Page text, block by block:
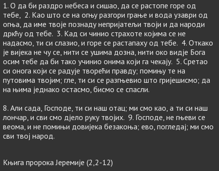
1. О да би раздро небеса и сишао, да се растопе горе од
тебе, 2. Као што се на огњу разгори грање и вода узаври од
огња, да име твоје познаду непријатељи твоји и да народи
дркћу од тебе. 3. Кад си чинио страхоте којима се не
надасмо, ти си слазио, и горе се растапаху од тебе. 4. Откако
је вијека не чу се, нити се ушима дозна, нити око видје Бога
осим тебе да би тако учинио онима који га чекају. 5. Сретао
си онога који се радује творећи правду; помињу те на
путовима твојим; гле, ти си се разгњевио што гријешисмо; да
на њима једнако остасмо, бисмо се спасли.
8. Али сада, Господе, ти си наш отац; ми смо као, а ти си наш
лончар, и сви смо дјело руку твојих. 9. Господе, не гњеви се
веома, и не помињи довијека безакоња; ево, погледај; ми смо
сви твој народ.
Књига пророка Јеремије (2,2-12)